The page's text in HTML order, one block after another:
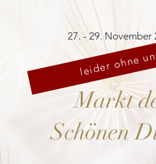
27. - 29. November
Markt
Schönen
leider ohne